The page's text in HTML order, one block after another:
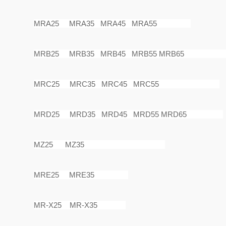
MRA25 MRA35 MRA45 MRA55
MRB25 MRB35 MRB45 MRB55
MRC25 MRC35 MRC45 MRC55
MRD25 MRD35 MRD45 MRD55 MRD65
MZ25 MZ35
MRE25 MRE35
MR-X25 MR-X35